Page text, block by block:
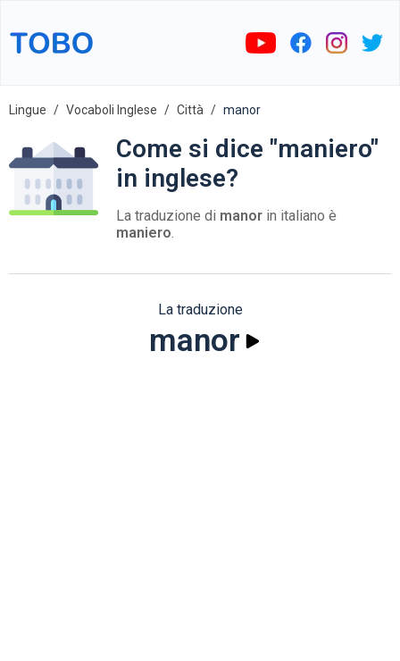
Lingue Vocaboli Inglese Città manor
Come si dice "maniero"
in inglese?
La traduzione di manor in italiano è
maniero.
La traduzione
manor